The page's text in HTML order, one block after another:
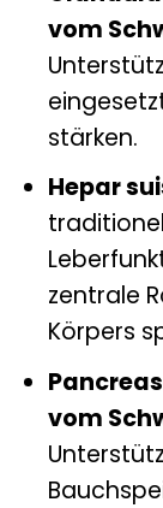
vom
stärken.
Hepar
zentrale
Körpers
vom